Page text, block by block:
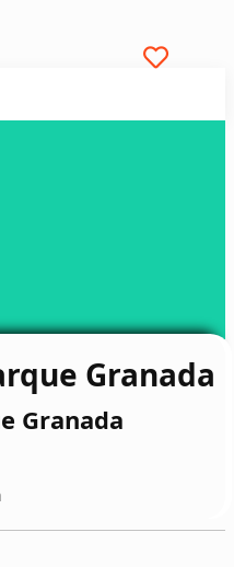
Granada
Granada